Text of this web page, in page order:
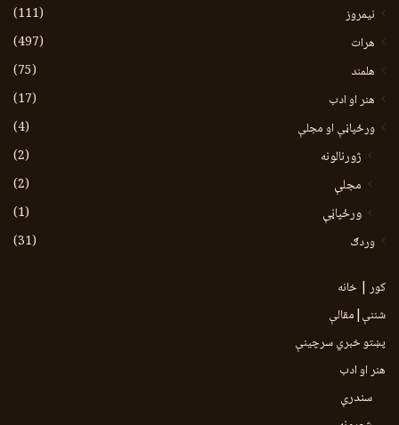
نیمروز
(111)
هرات
(497)
هلمند
(75)
هنر او ادب
(17)
ورځپاڼې او مجلې
(4)
ژورنالونه
(2)
مجلې
(2)
ورځپاڼې
(1)
وردګ
(31)
کور | خانه
شننې|مقالې
پښتو خبري سرچينې
هنر او ادب
سندرې